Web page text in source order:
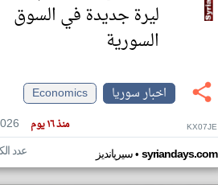
ليرة جديدة في السوق
السورية‌‏ ‏
اخبار سوريا
Economics
منذ ١٦ يوم KX07JE
سيريانديز• syriandays.com عدد